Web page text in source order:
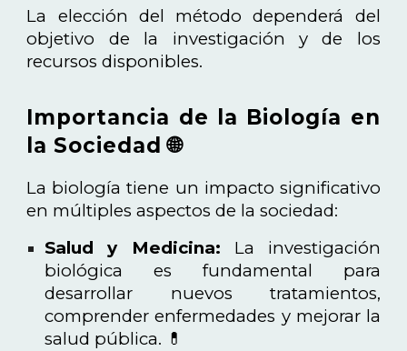
La elección del método dependerá del
objetivo de la investigación y de los
recursos disponibles.
Importancia de la Biología en
la Sociedad 🌐
La biología tiene un impacto significativo
en múltiples aspectos de la sociedad:
Salud y Medicina: La investigación
biológica es fundamental para
desarrollar nuevos tratamientos,
comprender enfermedades y mejorar la
salud pública. 💊